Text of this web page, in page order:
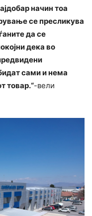
начин тоа
се пресликува
да се
дека во
сами и нема
товар.“-вели